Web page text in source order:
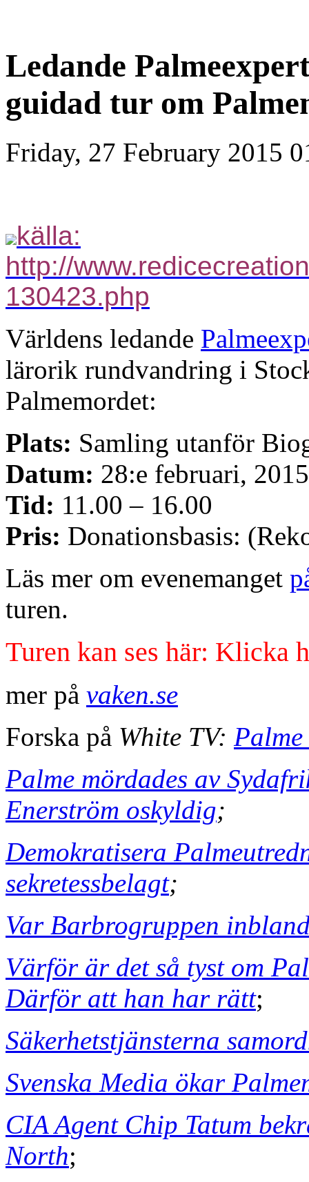
Ledande
guidad tur om
Friday, 27 February 2015
källa:
http://
130423.php
Världens ledande
lärorik rundvandring i
Palmemordet:
Plats: Samling utanför
Datum: 28:e februari, 2015
Tid: 11.00 – 16.00
Pris: Donationsbasis:
Läs mer om evenemanget
turen.
Turen kan ses här: Klicka
mer på vaken.se
Forska på White TV:
Palme mördades av
Enerström oskyldig;
Demokratisera
sekretessbelagt;
Var Barbrogruppen
Värför är det så tyst om
Därför att han har rätt;
Säkerhetstjänsterna
Svenska Media ökar
CIA Agent Chip Tatum
North;